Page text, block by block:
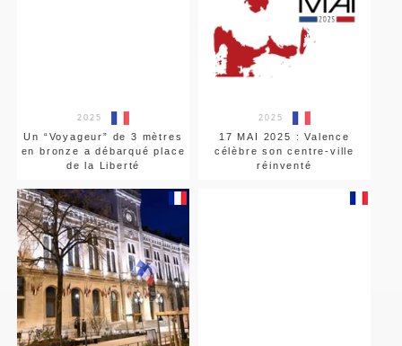
2025
Un “Voyageur” de 3 mètres
en bronze a débarqué place
de la Liberté
2025
17 MAI 2025 : Valence
célèbre son centre-ville
réinventé